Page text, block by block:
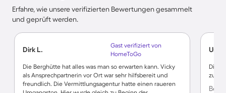
Erfahre, wie unsere verifizierten Bewertungen gesammelt
und geprüft werden.
Dirk L.
Gast verifiziert von
HomeToGo
Die Berghütte hat alles was man so erwarten kann. Vicky
als Ansprechpartnerin vor Ort war sehr hilfsbereit und
freundlich. Die Vermittlungsagentur hatte einen raueren
Die
zur